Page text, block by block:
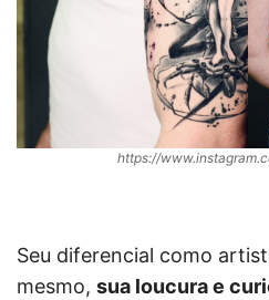
https://
Seu diferencial como
mesmo, sua loucura e